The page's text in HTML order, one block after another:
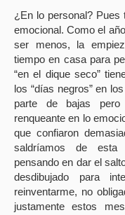
¿En lo personal? Pues
emocional. Como el
ser menos, la
tiempo en casa para
“en el dique seco”
los “días negros” en
parte de bajas pero
renqueante en lo
que confiaron
saldríamos de esta
pensando en dar el
desdibujado para
reinventarme, no
justamente estos